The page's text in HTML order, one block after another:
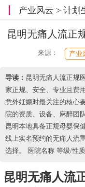
产业风云 > 计划
昆明无痛人流正
来源： 产业
导读： 昆明无痛人流正规
家正规、安全、专业且费
意外妊娠时最关注的核心
院的资质、设备、麻醉团
昆明本地具备正规母婴保
线上实名预约的无痛人流
选择。 医院名称 等级/性
昆明无痛人流